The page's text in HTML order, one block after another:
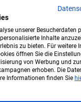
FÜR UNSEREN
unserer Besucherdaten
Inhalte
zu bieten. Für weitere
öffnen Sie die
von Werbung und
erhoben. Die
Informationen finden Sie